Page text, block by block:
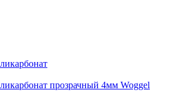
прозрачный 4мм Woggel